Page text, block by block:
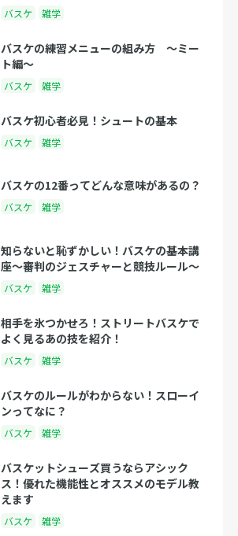
バスケ 雑学
バスケの練習メニューの組み方 〜ミー
ト編〜
バスケ 雑学
バスケ初心者必見！シュートの基本
バスケ 雑学
バスケの12番ってどんな意味があるの？
バスケ 雑学
知らないと恥ずかしい！バスケの基本講
座〜審判のジェスチャーと競技ルール〜
バスケ 雑学
相手を氷つかせろ！ストリートバスケで
よく見るあの技を紹介！
バスケ 雑学
バスケのルールがわからない！スローイ
ンってなに？
バスケ 雑学
バスケットシューズ買うならアシック
ス！優れた機能性とオススメのモデル教
えます
バスケ 雑学